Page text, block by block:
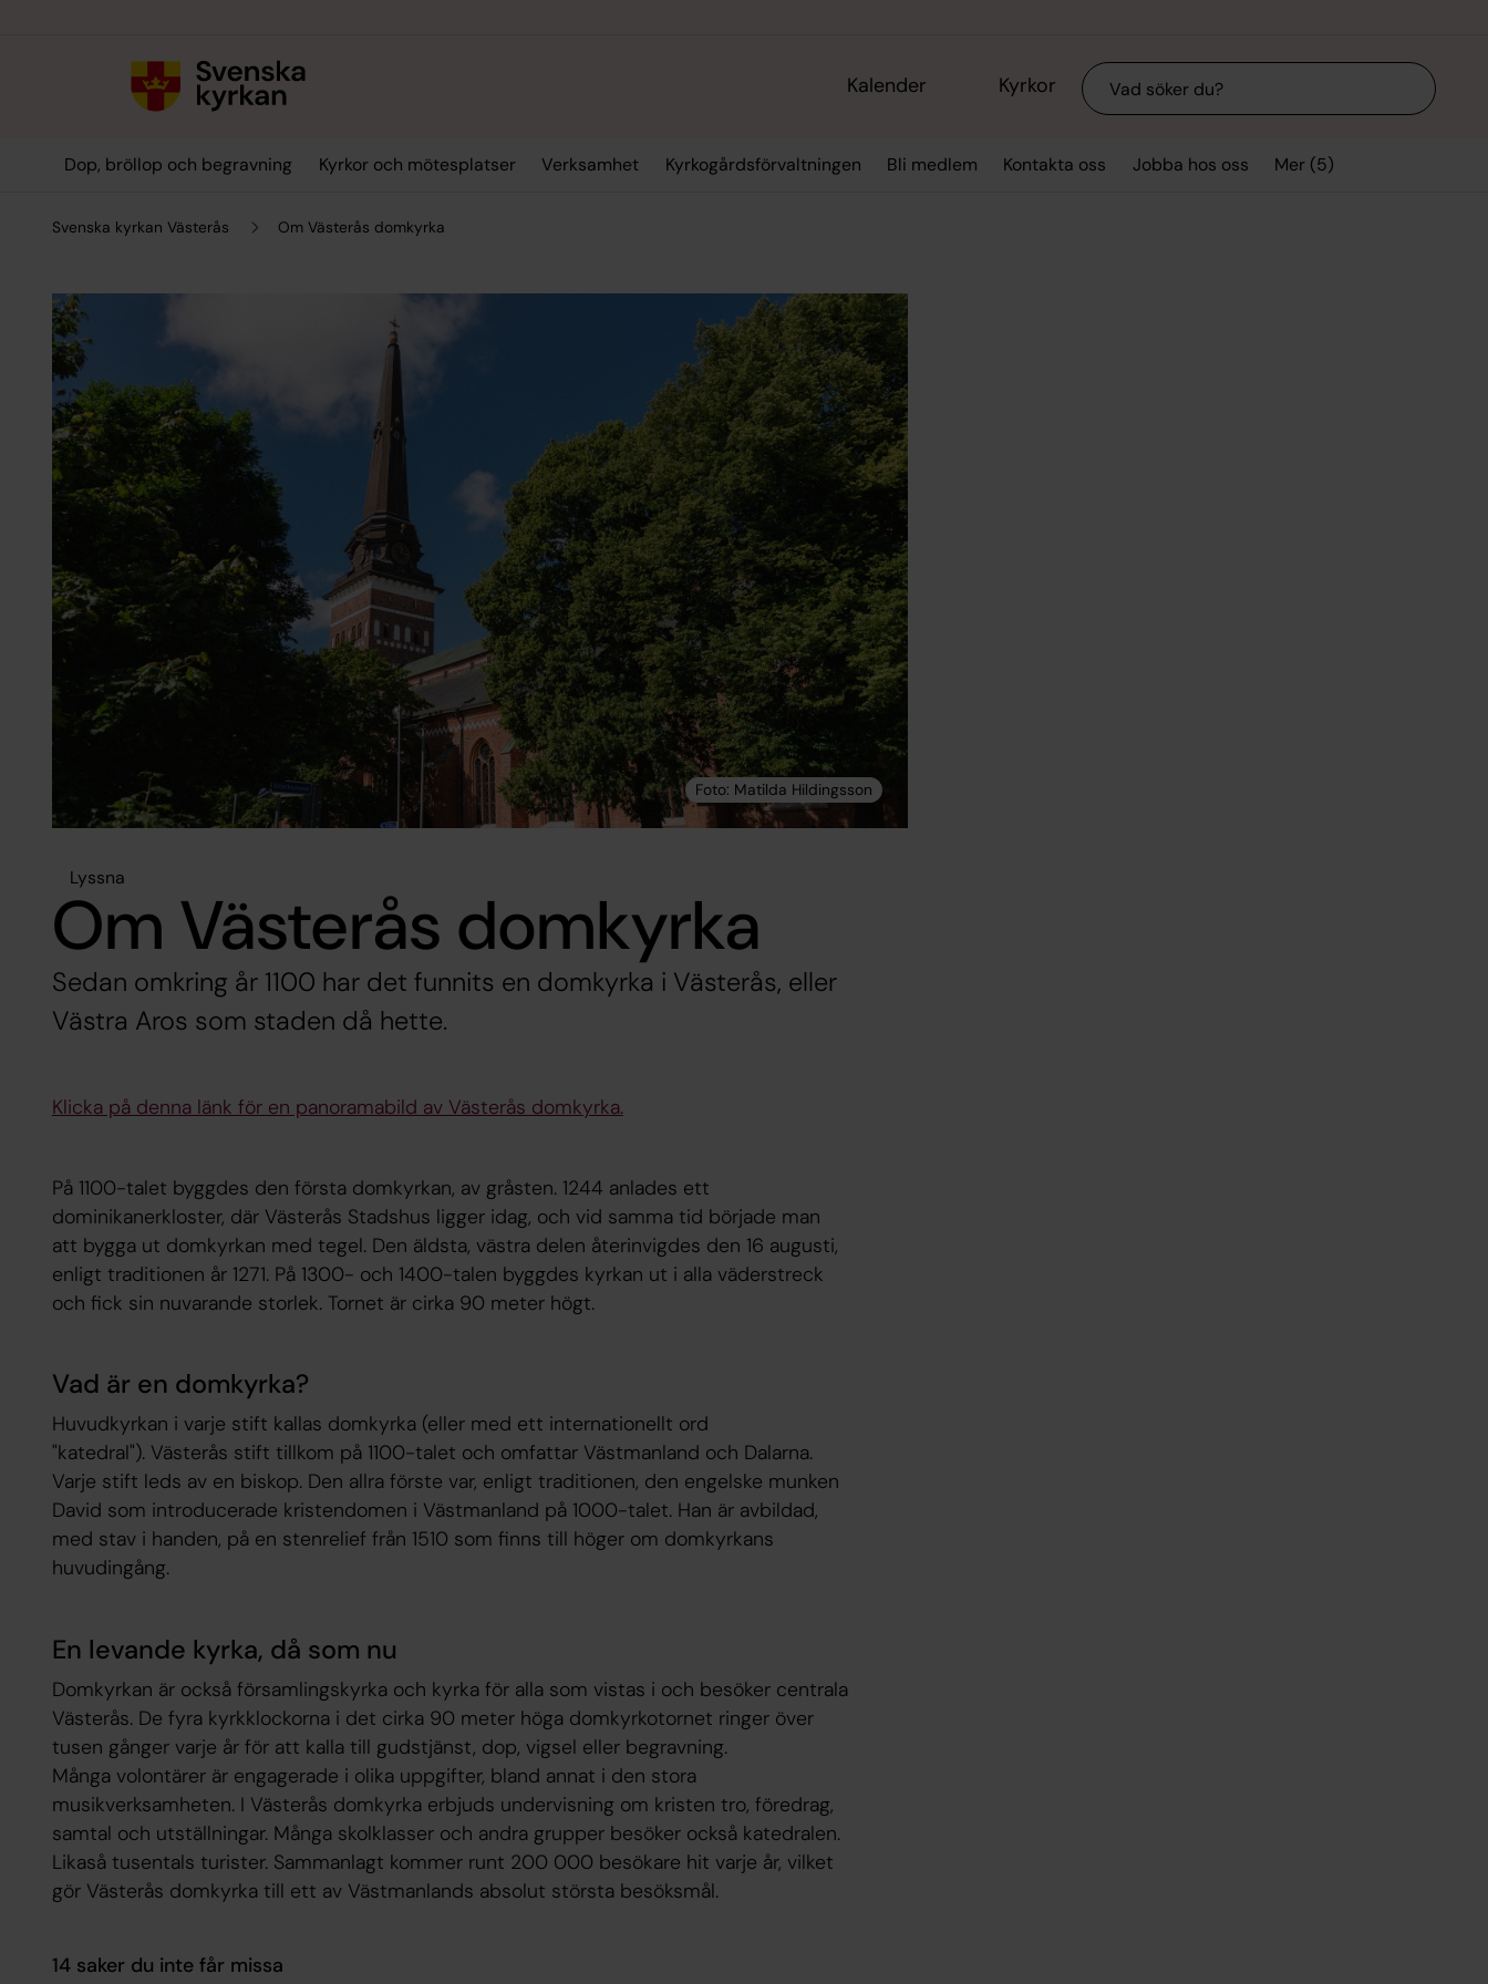
Kalender Kyrkor Sök
Dop, bröllop och begravning Kyrkor och mötesplatser Verksamhet Kyrkogårdsförvaltningen Bli medlem Kontakta oss Jobba hos oss Mer (5)
Svenska kyrkan Västerås Om Västerås domkyrka
Lyssna
Om Västerås domkyrka
Sedan omkring år 1100 har det funnits en domkyrka i Västerås, eller
Västra Aros som staden då hette.
Klicka på denna länk för en panoramabild av Västerås domkyrka.
På 1100-talet byggdes den första domkyrkan, av gråsten. 1244 anlades ett
dominikanerkloster, där Västerås Stadshus ligger idag, och vid samma tid började man
att bygga ut domkyrkan med tegel. Den äldsta, västra delen återinvigdes den 16 augusti,
enligt traditionen år 1271. På 1300- och 1400-talen byggdes kyrkan ut i alla väderstreck
och fick sin nuvarande storlek. Tornet är cirka 90 meter högt.
Vad är en domkyrka?
Huvudkyrkan i varje stift kallas domkyrka (eller med ett internationellt ord
"katedral"). Västerås stift tillkom på 1100-talet och omfattar Västmanland och Dalarna.
Varje stift leds av en biskop. Den allra förste var, enligt traditionen, den engelske munken
David som introducerade kristendomen i Västmanland på 1000-talet. Han är avbildad,
med stav i handen, på en stenrelief från 1510 som finns till höger om domkyrkans
huvudingång.
En levande kyrka, då som nu
Domkyrkan är också församlingskyrka och kyrka för alla som vistas i och besöker centrala
Västerås. De fyra kyrkklockorna i det cirka 90 meter höga domkyrkotornet ringer över
tusen gånger varje år för att kalla till gudstjänst, dop, vigsel eller begravning.
Många volontärer är engagerade i olika uppgifter, bland annat i den stora
musikverksamheten. I Västerås domkyrka erbjuds undervisning om kristen tro, föredrag,
samtal och utställningar. Många skolklasser och andra grupper besöker också katedralen.
Likaså tusentals turister. Sammanlagt kommer runt 200 000 besökare hit varje år, vilket
gör Västerås domkyrka till ett av Västmanlands absolut största besöksmål.
14 saker du inte får missa